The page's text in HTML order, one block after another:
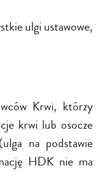
ulgi ustawowe,
Krwi, którzy
krwi lub osocze
na podstawie
HDK nie ma